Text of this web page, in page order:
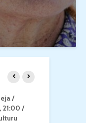
/
21:00 /